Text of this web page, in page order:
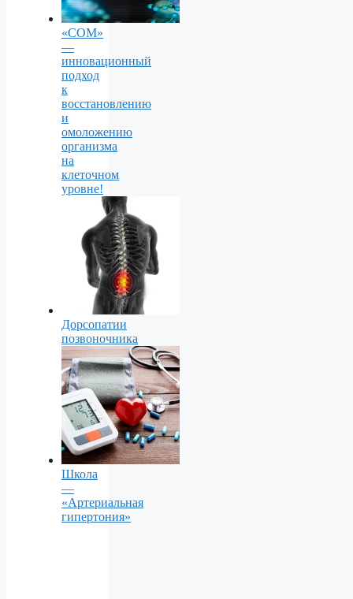
«СОМ»
—
инновационный
подход
к
восстановлению
и
омоложению
организма
на
клеточном
уровне!
Дорсопатии
позвоночника
Школа
—
«Артериальная
гипертония»